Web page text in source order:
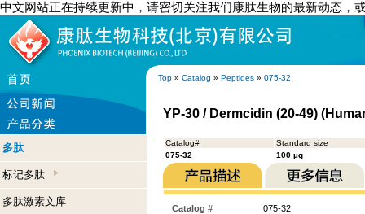
中文网站正在持续更新中，请密切关注我们康肽生物的最新动态，
Top » Catalog » Peptides » 075-32
多肽
标记多肽
多肽激素文库
YP-30 / Dermcidin (20-49)
Catalog#
Standard size
075-32
100 µg
Catalog #
075-32